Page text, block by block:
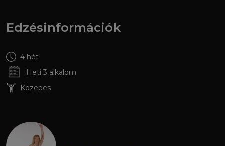
Edzésinformációk
4 hét
Heti 3 alkalom
Közepes